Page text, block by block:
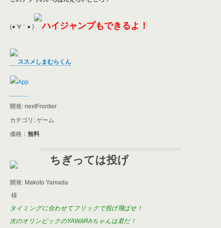
(●´∀｀● ) ハイジャンプもできるよ！
ススメしまむらくん
開発: nextFrontier
カテゴリ: ゲーム
価格： 無料
ちぎっては投げ
開発: Makoto Yamada
様
タイミングに合わせてフリックで投げ飛ばせ！
次のオリンピックのYAWARAちゃんは君だ！